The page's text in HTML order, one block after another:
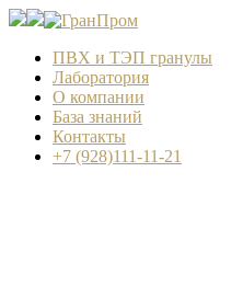
ПВХ и ТЭП гранулы
Лаборатория
О компании
База знаний
Контакты
+7 (928)111-11-21